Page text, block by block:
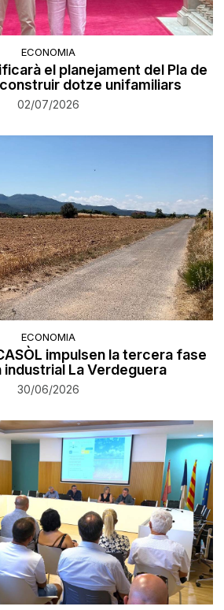
ECONOMIA
el planejament del Pla de
dotze unifamiliars
02/07/2026
ECONOMIA
impulsen la tercera fase
industrial La Verdeguera
30/06/2026